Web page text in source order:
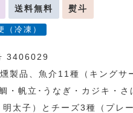
送料無料 熨斗
（冷凍）
3406029
製品、魚介11種（キングサ
・帆立･うなぎ・カジキ・さ
明太子）とチーズ3種（プレ